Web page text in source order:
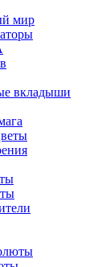
мир
вкладыши